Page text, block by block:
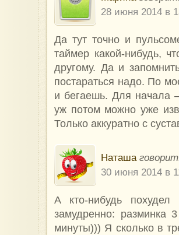
28 июня 2014 в
Да тут точно и
таймер какой-нибудь,
другому. Да и
постараться надо. По
и бегаешь. Для начала
уж потом можно уже
Только аккуратно с
Наташа
30 июня 2014 в
А кто-нибудь
замудренно: разминка
минуты))) Я сколько в